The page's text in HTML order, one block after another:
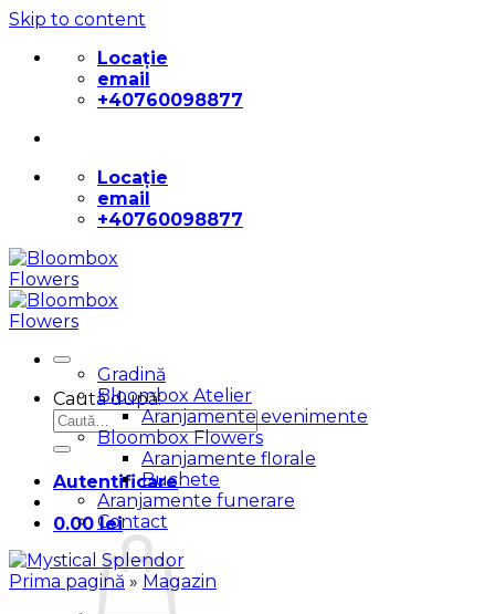
Skip to content
Locație
email
+40760098877
Locație
email
+40760098877
Caută după:
Autentificare
0.00lei
Gradină
Bloombox Atelier
Aranjamente evenimente
Bloombox Flowers
Aranjamente florale
Buchete
Aranjamente funerare
Contact
Prima pagină » Magazin